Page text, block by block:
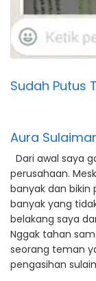
Sudah Putus
Aura
Dari awal saya
perusahaan.
banyak dan bikin
banyak yang
belakang saya
Nggak tahan
seorang teman
pengasihan